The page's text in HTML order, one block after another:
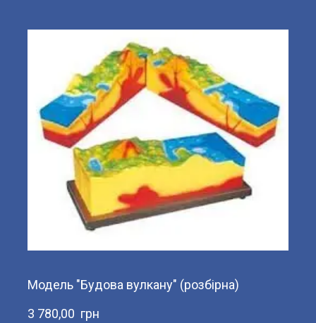
Модель "Будова вулкану" (розбірна)
3 780,00  грн